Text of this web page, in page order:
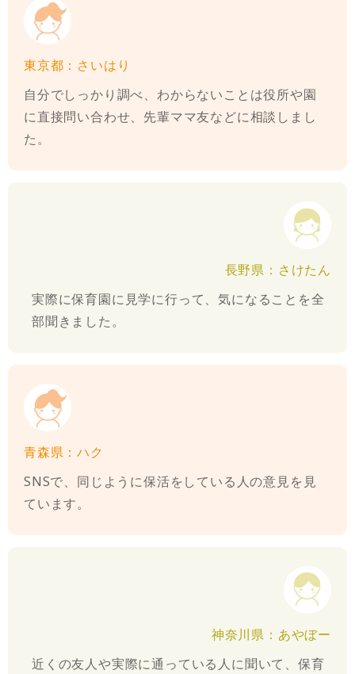
東京都：さいはり
自分でしっかり調べ、わからないことは役所や園
に直接問い合わせ、先輩ママ友などに相談しまし
た。
長野県：さけたん
実際に保育園に見学に行って、気になることを全
部聞きました。
青森県：ハク
SNSで、同じように保活をしている人の意見を見
ています。
神奈川県：あやぼー
近くの友人や実際に通っている人に聞いて、保育